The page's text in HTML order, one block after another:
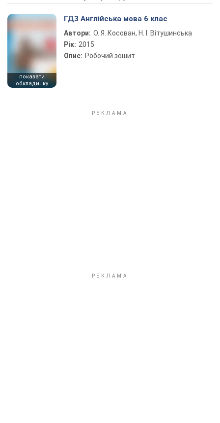
показати
обкладинку
ГДЗ Англійська мова 6 клас
Автори: О. Я. Косован, Н. І. Вітушинська
Рік: 2015
Опис: Робочий зошит